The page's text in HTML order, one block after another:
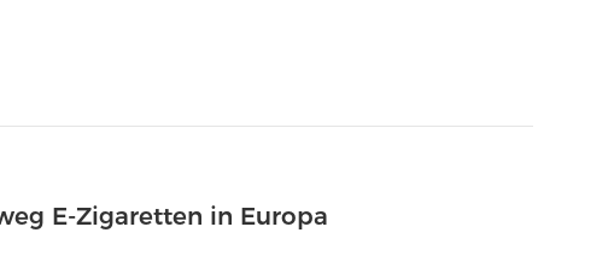
E-Zigaretten in Europa